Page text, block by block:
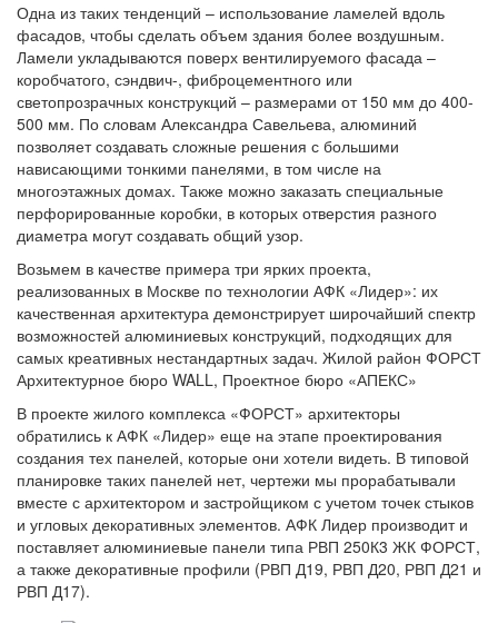
Одна из таких тенденций – использование ламелей вдоль
фасадов, чтобы сделать объем здания более воздушным.
Ламели укладываются поверх вентилируемого фасада –
коробчатого, сэндвич-, фиброцементного или
светопрозрачных конструкций – размерами от 150 мм до 400-
500 мм. По словам Александра Савельева, алюминий
позволяет создавать сложные решения с большими
нависающими тонкими панелями, в том числе на
многоэтажных домах. Также можно заказать специальные
перфорированные коробки, в которых отверстия разного
диаметра могут создавать общий узор.
Возьмем в качестве примера три ярких проекта,
реализованных в Москве по технологии АФК «Лидер»: их
качественная архитектура демонстрирует широчайший спектр
возможностей алюминиевых конструкций, подходящих для
самых креативных нестандартных задач. Жилой район ФОРСТ
Архитектурное бюро WALL, Проектное бюро «АПЕКС»
В проекте жилого комплекса «ФОРСТ» архитекторы
обратились к АФК «Лидер» еще на этапе проектирования
создания тех панелей, которые они хотели видеть. В типовой
планировке таких панелей нет, чертежи мы прорабатывали
вместе с архитектором и застройщиком с учетом точек стыков
и угловых декоративных элементов. АФК Лидер производит и
поставляет алюминиевые панели типа РВП 250К3 ЖК ФОРСТ,
а также декоративные профили (РВП Д19, РВП Д20, РВП Д21 и
РВП Д17).